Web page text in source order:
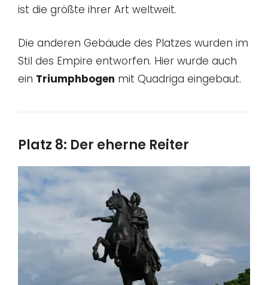
ist die größte ihrer Art weltweit.
Die anderen Gebäude des Platzes wurden im
Stil des Empire entworfen. Hier wurde auch
ein Triumphbogen mit Quadriga eingebaut.
Platz 8: Der eherne Reiter